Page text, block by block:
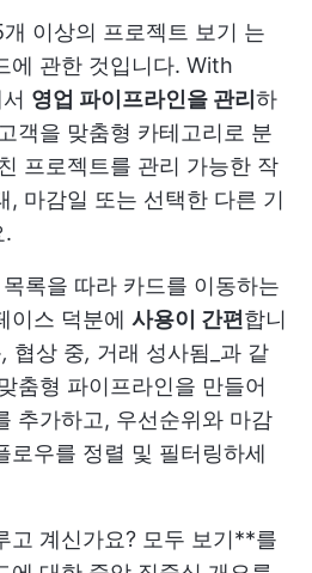
개 이상의 프로젝트 보기 는
에 관한 것입니다. With
영업 파이프라인을 관리 하
객을 맞춤형 카테고리로 분
프로젝트를 관리 가능한 작
, 마감일 또는 선택한 다른 기
.
록을 따라 카드를 이동하는
이스 덕분에 사용이 간편합니
, 협상 중, 거래 성사됨_과 같
춤형 파이프라인을 만들어
추가하고, 우선순위와 마감
로우를 정렬 및 필터링하세
고 계신가요? 모두 보기**를